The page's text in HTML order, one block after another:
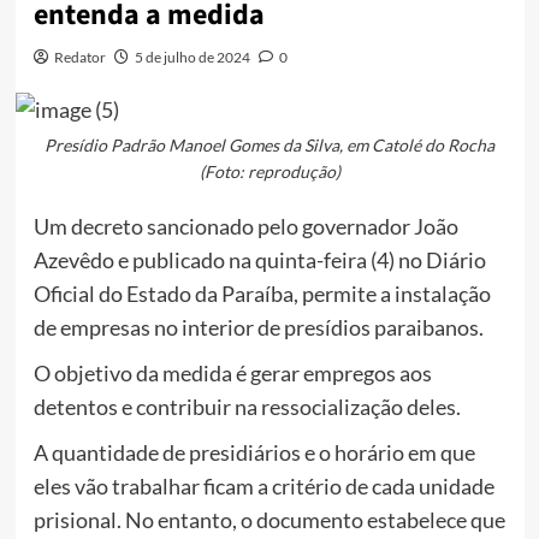
entenda a medida
Redator 5 de julho de 2024 0
Presídio Padrão Manoel Gomes da Silva, em Catolé do Rocha
(Foto: reprodução)
Um decreto sancionado pelo governador João
Azevêdo e publicado na quinta-feira (4) no Diário
Oficial do Estado da Paraíba, permite a instalação
de empresas no interior de presídios paraibanos.
O objetivo da medida é gerar empregos aos
detentos e contribuir na ressocialização deles.
A quantidade de presidiários e o horário em que
eles vão trabalhar ficam a critério de cada unidade
prisional. No entanto, o documento estabelece que